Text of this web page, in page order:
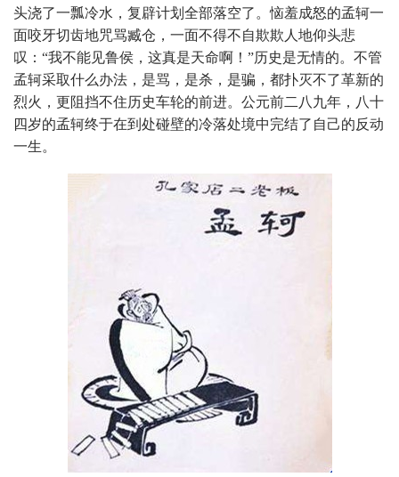
头浇了一瓢冷水，复辟计划全部落空了。恼羞成怒的孟轲一
面咬牙切齿地咒骂臧仓，一面不得不自欺欺人地仰头悲
叹：“我不能见鲁侯，这真是天命啊！”历史是无情的。不管
孟轲采取什么办法，是骂，是杀，是骗，都扑灭不了革新的
烈火，更阻挡不住历史车轮的前进。公元前二八九年，八十
四岁的孟轲终于在到处碰壁的冷落处境中完结了自己的反动
一生。